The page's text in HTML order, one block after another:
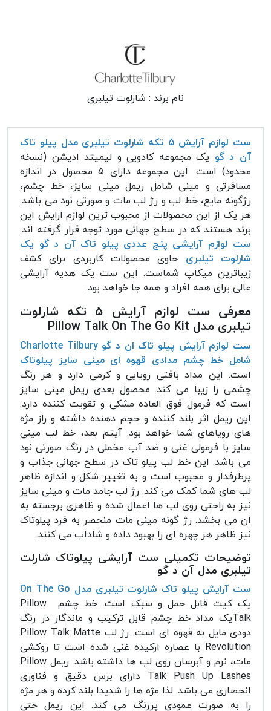
نام برند : شارلوت تیلبری
ست لوازم آرایش 5 تکه شارلوت تیلبری مدل پیلو تاک
آن د گو یک مجموعه کادویی و لیمیتد ادیشن (نسخه
محدود) است. این مجموعه دارای 5 محصول در اندازه
مسافرتی و مینی شامل ریمل مینی سایز، خط چشم،
رژگونه مایع، خط لب و رژ لب مات و صورتی نود می باشد.
هر یک از این محصولات از محبوب ترین لوازم ارایش این
برند هستند که در سطح جهانی مورد توجه قرار گرفته اند.
ست لوازم آرایشی پنج عددی پیلو تاک آن د گو یک
شارلوت تیلبری حاوی محصولات کاربردی برای کشف
زیباترین میکاپ شماست. این ست یک هدیه آرایشی
عالی برای همه افراد و همه جا خواهد بود.
معرفی ست لوازم آرایش 5 تکه شارلوت
تیلبری مدل Pillow Talk On The Go Kit
ست لوازم آرایش پیلو تاک ان د گو Charlotte Tilbury
شامل خط چشم مدادی قهوه ای مینی سایز پیلوتاک
است. این مداد بافتی رویایی و کرمی دارد و هر رنگ
چشمی را زیبا می کند. محصول بعدی ریمل مینی سایز
است که فرمول فوق العاده مشکی و تقویت کننده دارد.
این ریمل اثر بلند کننده و حجم دهنده داشته و راز مژه
های رویاهای شما خواهد بود. آیتم بعد، خط لب مینی
سایز با فرمولی غنی و ضد آب مخملی در رنگ صورتی نود
می باشد. این خط لب پیلو تاک در سطح جهانی جذاب و
پرطرفدار و محبوب است و به تغییر شکل و اندازه ظاهر
لب های شما کمک می کند. رژ لب جامد مات و مینی سایز
نیز به راحتی روی لب ها اعمال شده و ظاهری برجسته به
ان می بخشد. رژ گونه مینی مات منحصر به فرد پیلوتاک
نیز ظاهر هر چهره ای را بهبود داده و شاداب می کنند.
توضیحات تکمیلی ست آرایشی پیلوتاک شارلت
تیلبری مدل آن د گو
ست آرایش پیلو تاک شارلوت تیلبری مدل On The Go
یک کیت قابل حمل و سبک است. خط چشم Pillow
Talkیک مداد خط چشم قابل ترکیب و ماندگار در رنگ
دودی مایل به قهوه ای است. رژ لب Pillow Talk Matte
Revolution با عصاره ارکیده غنی شده است تا روکشی
مات، نرم و آبرسان روی لب ها داشته باشد. ریمل Pillow
Talk Push Up Lashes دارای برس دقیق و فناوری
انحصاری می باشد. لذا مژه ها را شدیدا بلند کرده و هر مژه
را به صورت عمودی پررنگ می کند. این ریمل حتی